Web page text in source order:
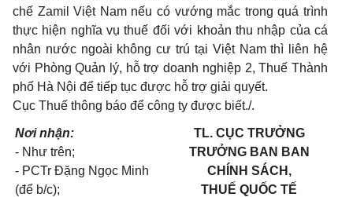
chế Zamil Việt Nam nếu có vướng mắc trong quá trình
thực hiện nghĩa vụ thuế đối với khoản thu nhập của cá
nhân nước ngoài không cư trú tại Việt Nam thì liên hệ
với Phòng Quản lý, hỗ trợ doanh nghiệp 2, Thuế Thành
phố Hà Nội để tiếp tục được hỗ trợ giải quyết.
Cục Thuế thông báo để công ty được biết./.
Nơi nhận:
- Như trên;
- PCTr Đặng Ngọc Minh
(để b/c);
TL. CỤC TRƯỞNG
TRƯỞNG BAN BAN
CHÍNH SÁCH,
THUẾ QUỐC TẾ